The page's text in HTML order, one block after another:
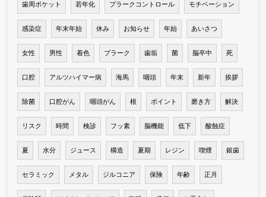
歯周ポケット 若年化 プラークコントロール モチベーション
感染症 年末年始 休み お知らせ 年始 あいさつ
女性 男性 着色 プラーク 歯垢 菌 脳卒中 死
口腔 アルツハイマー病 海馬 咽頭 年末 新年 挨拶
除菌 口腔がん 咽頭がん 根 ポイント 磨き方 解決
リスク 時間 検診 フッ素 脳機能 低下 酸蝕症
夏 水分 ジュース 構造 夏期 レジン 喫煙 銀歯
セラミック メタル ジルコニア 保険 年齢 正月